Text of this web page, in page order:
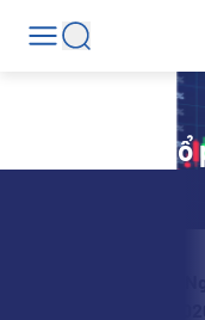
Tin tức mã
NVL:
34/